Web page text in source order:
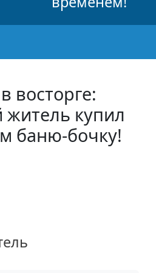
восторге:
житель купил
баню-бочку!